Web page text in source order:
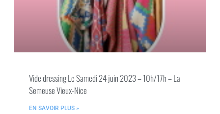
Vide dressing Le Samedi 24 juin 2023 – 10h/17h – La
Semeuse Vieux-Nice
EN SAVOIR PLUS »